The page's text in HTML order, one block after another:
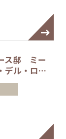
ス邸 ミー
デル・ロ…